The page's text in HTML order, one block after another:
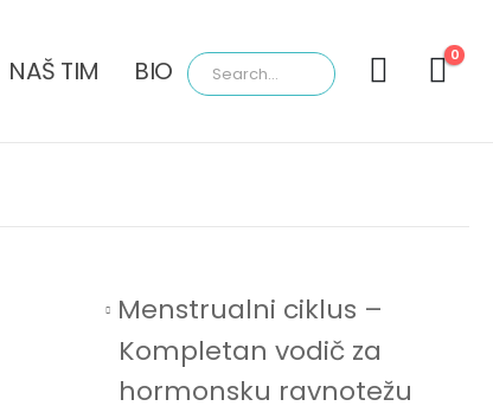
NAŠ TIM BIO 0
Menstrualni ciklus –
Kompletan vodič za
hormonsku ravnotežu